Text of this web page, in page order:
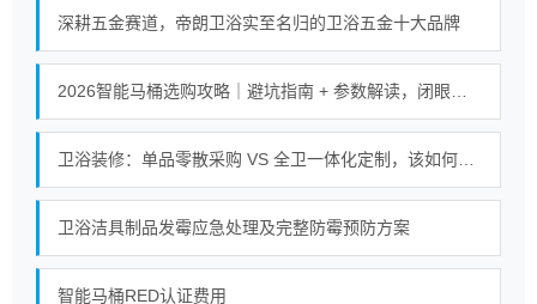
深耕五金赛道，帝朗卫浴实至名归的卫浴五金十大品牌
卫浴洁具制品发霉应急处理及完整防霉预防方案
智能马桶RED认证费用